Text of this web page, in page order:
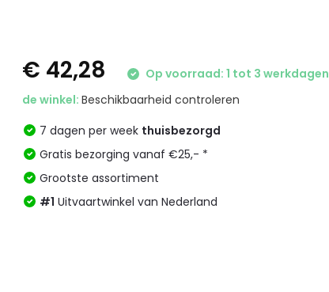
€ 42,28 Op voorraad: 1 tot 3 werkdagen
de winkel:Beschikbaarheid controleren
7 dagen per week thuisbezorgd
Gratis bezorging vanaf €25,- *
Grootste assortiment
#1 Uitvaartwinkel van Nederland